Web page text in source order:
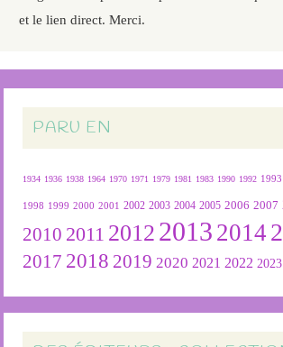
et le lien direct. Merci.
PARU EN
1934 1936 1938 1964 1970 1971 1979 1981 1983 1990 1992 1993
1998 1999 2000 2001 2002 2003 2004 2005 2006 2007
2010 2011 2012 2013 2014
2017 2018 2019 2020 2021 2022 2023